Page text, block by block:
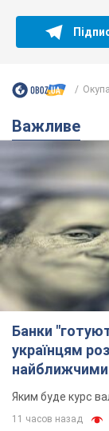
Важливе
Банки
українцям
Яким буде курс
11 часов назад